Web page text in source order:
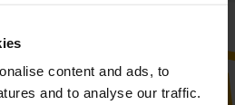
content and ads, to
and to analyse our traffic.